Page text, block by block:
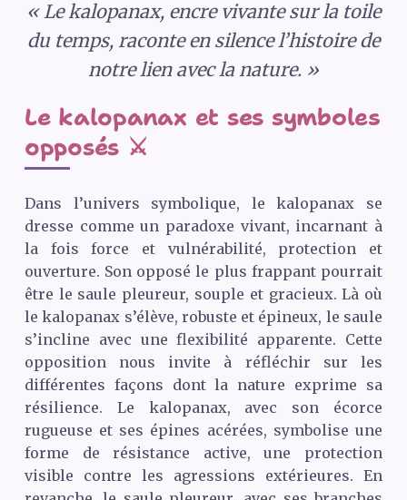
« Le kalopanax, encre vivante sur la toile
du temps, raconte en silence l’histoire de
notre lien avec la nature. »
Le kalopanax et ses symboles
opposés ⚔️
Dans l’univers symbolique, le kalopanax se
dresse comme un paradoxe vivant, incarnant à
la fois force et vulnérabilité, protection et
ouverture. Son opposé le plus frappant pourrait
être le saule pleureur, souple et gracieux. Là où
le kalopanax s’élève, robuste et épineux, le saule
s’incline avec une flexibilité apparente. Cette
opposition nous invite à réfléchir sur les
différentes façons dont la nature exprime sa
résilience. Le kalopanax, avec son écorce
rugueuse et ses épines acérées, symbolise une
forme de résistance active, une protection
visible contre les agressions extérieures. En